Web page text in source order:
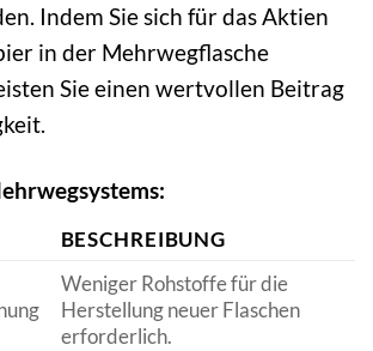
Indem Sie sich für das Aktien
in der Mehrwegflasche
Sie einen wertvollen Beitrag
BESCHREIBUNG
Weniger Rohstoffe für die
Herstellung neuer Flaschen
erforderlich.